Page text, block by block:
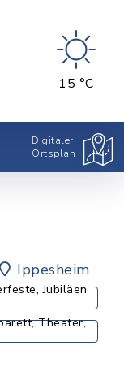
15 °C
Digitaler
Ortsplan
Ippesheim
Jubiläen
Theater,